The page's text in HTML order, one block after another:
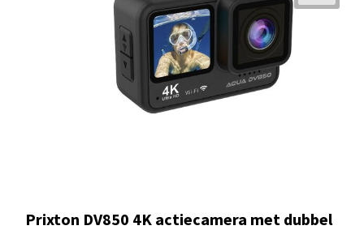
Prixton DV850 4K actiecamera met dubbel